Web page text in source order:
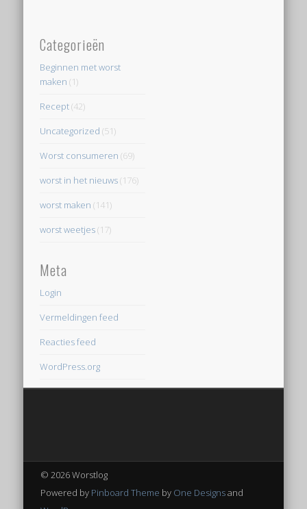
Categorieën
Beginnen met worst
maken (1)
Recept(42)
Uncategorized (51)
Worst consumeren (69)
worst in het nieuws(176)
worst maken (141)
worst weetjes(17)
Meta
Login
Vermeldingen feed
Reacties feed
WordPress.org
© 2026 Worstlog
Powered by Pinboard Theme by One Designsand